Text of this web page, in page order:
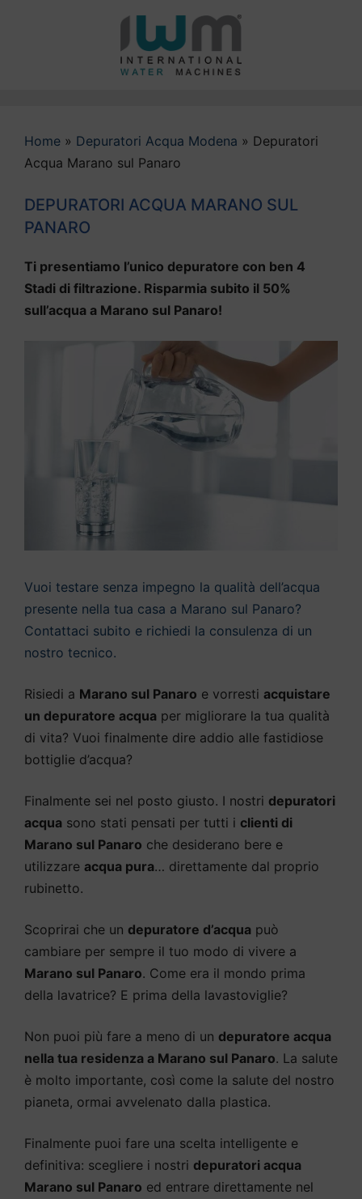
Home » Depuratori Acqua Modena » Depuratori
Acqua Marano sul Panaro
DEPURATORI ACQUA MARANO SUL
PANARO
Ti presentiamo l’unico depuratore con ben 4
Stadi di filtrazione. Risparmia subito il 50%
sull’acqua a Marano sul Panaro!
Vuoi testare senza impegno la qualità dell’acqua
presente nella tua casa a Marano sul Panaro?
Contattaci subito e richiedi la consulenza di un
nostro tecnico.
Risiedi a Marano sul Panaro e vorresti acquistare
un depuratore acqua per migliorare la tua qualità
di vita? Vuoi finalmente dire addio alle fastidiose
bottiglie d’acqua?
Finalmente sei nel posto giusto. I nostri depuratori
acqua sono stati pensati per tutti i clienti di
Marano sul Panaro che desiderano bere e
utilizzare acqua pura… direttamente dal proprio
rubinetto.
Scoprirai che un depuratore d’acqua può
cambiare per sempre il tuo modo di vivere a
Marano sul Panaro. Come era il mondo prima
della lavatrice? E prima della lavastoviglie?
Non puoi più fare a meno di un depuratore acqua
nella tua residenza a Marano sul Panaro. La salute
è molto importante, così come la salute del nostro
pianeta, ormai avvelenato dalla plastica.
Finalmente puoi fare una scelta intelligente e
definitiva: scegliere i nostri depuratori acqua
Marano sul Panaro ed entrare direttamente nel